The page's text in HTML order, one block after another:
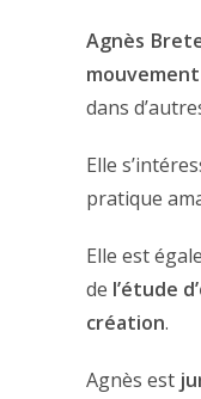
Agnès
dans
Elle
pratique
Elle est
de l’étude
création.
Agnès est